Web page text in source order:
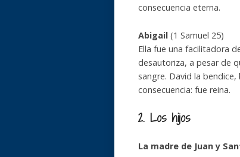
consecuencia eterna.
Abigail (1 Samuel 25)
Ella fue una facilitadora
desautoriza, a pesar de
sangre. David la
consecuencia: fue reina.
2. Los hijos
La madre de Juan y